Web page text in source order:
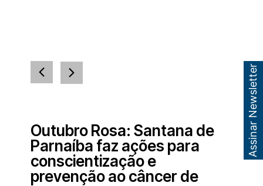
Outubro Rosa: Santana de
Parnaíba faz ações para
conscientização e
prevenção ao câncer de
Assinar Newsletter